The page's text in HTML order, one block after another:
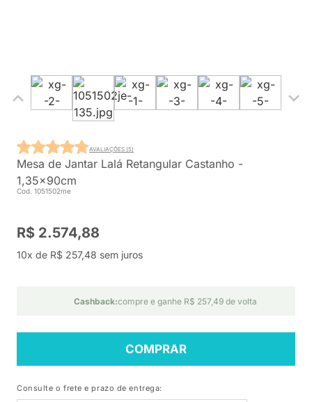
Mesa de Jantar Lalá Retangular Castanho -
1,35x90cm
Cod. 1051502me
AVALIAÇÕES (5)
R$ 2.574,88
10x de R$ 257,48 sem juros
Cashback:compre e ganhe R$ 257,49 de volta
COMPRAR
Consulte o frete e prazo de entrega: